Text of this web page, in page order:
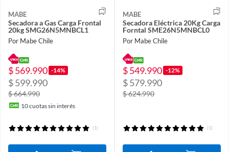
MABE
Secadora a Gas Carga Frontal
20kg SMG26N5MNBCL1
Por Mabe Chile
$ 569.990 -14%
$ 599.990
$ 664.990
10cuotas sin interés
(1)
MABE
Secadora Eléctrica 20Kg Carga
Forntal SME26N5MNBCL0
Por Mabe Chile
$ 549.990 -12%
$ 579.990
$ 624.990
(1)